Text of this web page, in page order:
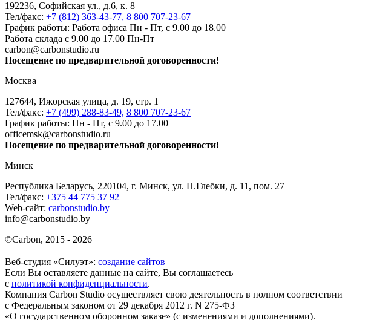
192236, Софийская ул., д.6, к. 8
Тел/факс: +7 (812) 363-43-77, 8 800 707-23-67
График работы: Работа офиса Пн - Пт, с 9.00 до 18.00
Работа склада с 9.00 до 17.00 Пн-Пт
carbon@carbonstudio.ru
Посещение по предварительной договоренности!
Москва
127644, Ижорская улица, д. 19, стр. 1
Тел/факс: +7 (499) 288-83-49, 8 800 707-23-67
График работы: Пн - Пт, с 9.00 до 17.00
officemsk@carbonstudio.ru
Посещение по предварительной договоренности!
Минск
Республика Беларусь, 220104, г. Минск, ул. П.Глебки, д. 11, пом. 27
Тел/факс: +375 44 775 37 92
Web-сайт: carbonstudio.by
info@carbonstudio.by
©Carbon, 2015 - 2026
Веб-студия «Силуэт»: создание сайтов
Если Вы оставляете данные на сайте, Вы соглашаетесь
с политикой конфиденциальности.
Компания Carbon Studio осуществляет свою деятельность в полном соответствии
с Федеральным законом от 29 декабря 2012 г. N 275-ФЗ
«О государственном оборонном заказе» (с изменениями и дополнениями).